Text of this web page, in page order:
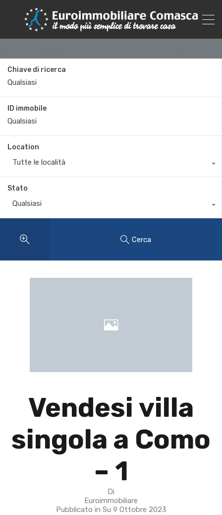
Chiave di ricerca
ID immobile
Location
Tutte le località
Stato
Qualsiasi
Cerca
Vendesi villa
singola a Como
– 1
Di
Euroimmobiliare
Pubblicato in Su 9 Ottobre 2023